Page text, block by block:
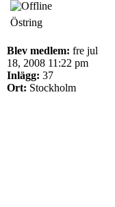
Östring
Blev medlem: fre jul
18, 2008 11:22 pm
Inlägg: 37
Ort: Stockholm